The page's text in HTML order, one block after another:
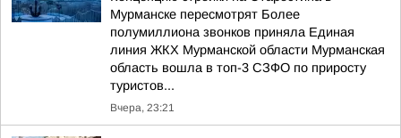
Мурманске пересмотрят Более
полумиллиона звонков приняла Единая
линия ЖКХ Мурманской области Мурманская
область вошла в топ-3 СЗФО по приросту
туристов...
Вчера, 23:21